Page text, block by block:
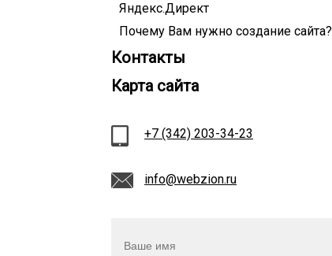
Яндекс.Директ
Почему Вам нужно создание сайта?
Контакты
Карта сайта
+7 (342) 203-34-23
info@webzion.ru